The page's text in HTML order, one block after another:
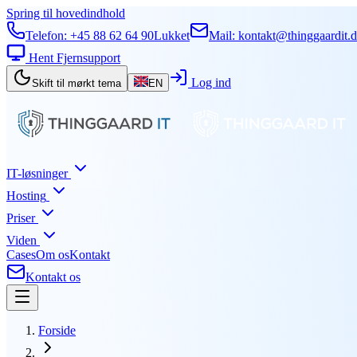
Spring til hovedindhold
Telefon: +45 88 62 64 90Lukket Mail:
Hent Fjernsupport
Skift til mørkt tema EN Log ind
IT-løsninger
Hosting
Priser
Viden
CasesOm osKontakt
Kontakt os
Forside